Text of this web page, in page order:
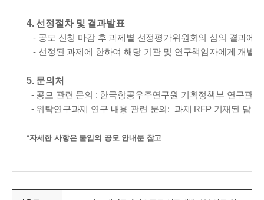
항
4. 선정절차 및 결과발표
- 공모 신청 마감 후 과제별 선정평가위원회의 심의 결과에
- 선정된 과제에 한하여 해당 기관 및 연구책임자에게 개별
5. 문의처
- 공모 관련 문의 : 한국항공우주연구원 기획정책부 연구관
- 위탁연구과제 연구 내용 관련 문의: 과제 RFP 기재된 담당
*자세한 사항은 붙임의 공모 안내문 참고